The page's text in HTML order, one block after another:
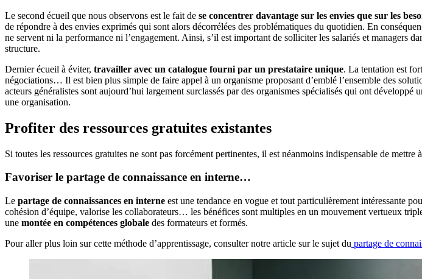
Le second écueil que nous observons est le fait de se concentrer davantage sur les envies que sur les
de répondre à des envies exprimés qui sont alors décorrélées des problématiques du quotidien. En
ne servent ni la performance ni l’engagement. Ainsi, s’il est important de solliciter les salariés et managers
structure.
Dernier écueil à éviter, travailler avec un catalogue fourni par un prestataire unique. La tentation est
négociations… Il est bien plus simple de faire appel à un organisme proposant d’emblé l’ensemble des
acteurs généralistes sont aujourd’hui largement surclassés par des organismes spécialisés qui ont
une organisation.
Profiter des ressources gratuites existantes
Si toutes les ressources gratuites ne sont pas forcément pertinentes, il est néanmoins indispensable de
Favoriser le partage de connaissance en interne…
Le partage de connaissances en interne est une tendance en vogue et tout particulièrement intéressante
cohésion d’équipe, valorise les collaborateurs… les bénéfices sont multiples en un mouvement vertueux
une montée en compétences globale des formateurs et formés.
Pour aller plus loin sur cette méthode d’apprentissage, consulter notre article sur le sujet du partage de